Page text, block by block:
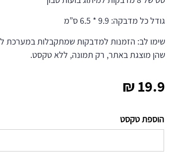
גודל כל מדבקה: 9.9 * 6.5 ס”מ
שימו לב: הזמנות למדבקות שמתקבלות במערכת
שהן מוצגת באתר, רק תמונה, ללא טקסט.
19.9
₪
הוספת טקסט